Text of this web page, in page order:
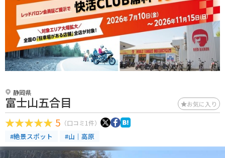
静岡県
富士山五合目 お気に入り
5 （口コミ1件）
#絶景スポット #山｜高原